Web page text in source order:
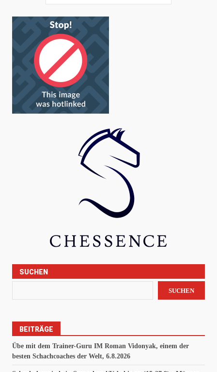
SUCHEN
SUCHEN
BEITRÄGE
Übe mit dem Trainer-Guru IM Roman Vidonyak, einem der
besten Schachcoaches der Welt, 6.8.2026